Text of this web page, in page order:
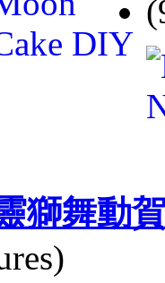
獅舞動